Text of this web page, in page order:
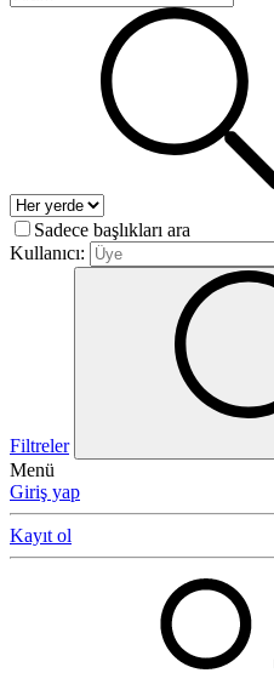
Sadece başlıkları ara
Kullanıcı:
Filtreler
Menü
Giriş yap
Kayıt ol